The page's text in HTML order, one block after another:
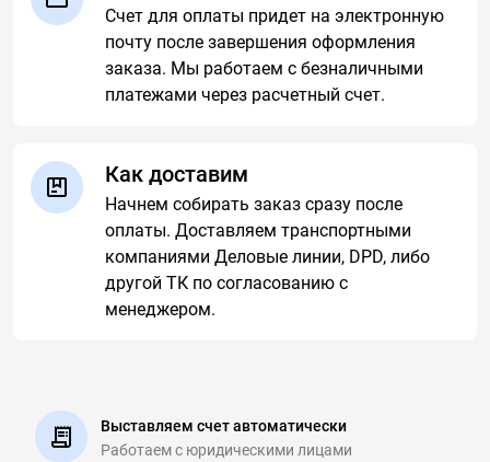
Счет для оплаты придет на электронную
почту после завершения оформления
заказа. Мы работаем с безналичными
платежами через расчетный счет.
Как доставим
Начнем собирать заказ сразу после
оплаты. Доставляем транспортными
компаниями Деловые линии, DPD, либо
другой ТК по согласованию с
менеджером.
Выставляем счет автоматически
Работаем с юридическими лицами